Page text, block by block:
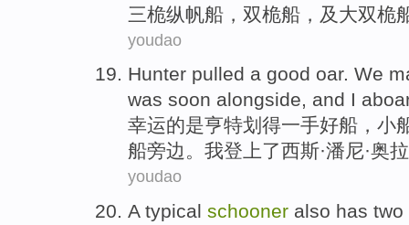
三桅纵帆船，双桅船， 及 大双桅
youdao
Hunter pulled a good oar. We
was soon alongside, and I
幸运的是亨特划得一手好船 ，小
船旁边 。 我登上了西斯·潘尼·奥拉
youdao
A typical schooner also has two